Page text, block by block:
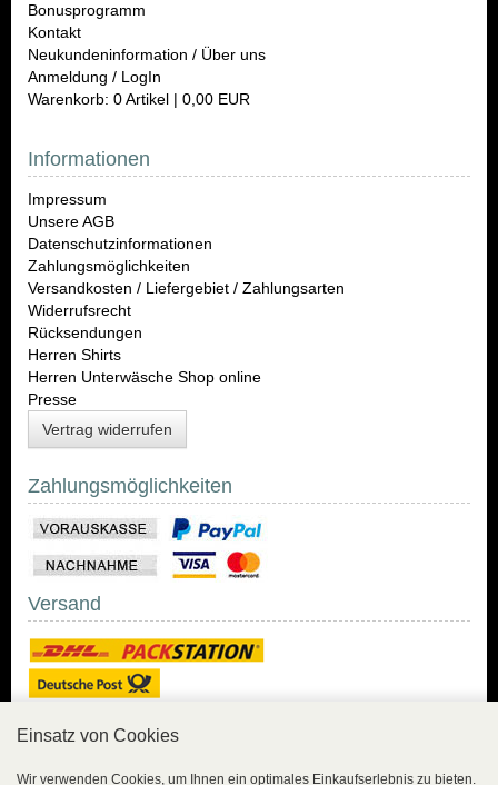
Bonusprogramm
Kontakt
Neukundeninformation / Über uns
Anmeldung / LogIn
Warenkorb: 0 Artikel | 0,00 EUR
Informationen
Impressum
Unsere AGB
Datenschutzinformationen
Zahlungsmöglichkeiten
Versandkosten / Liefergebiet / Zahlungsarten
Widerrufsrecht
Rücksendungen
Herren Shirts
Herren Unterwäsche Shop online
Presse
Vertrag widerrufen
Zahlungsmöglichkeiten
Versand
Einsatz von Cookies
Wir verwenden Cookies, um Ihnen ein optimales Einkaufserlebnis zu bieten.